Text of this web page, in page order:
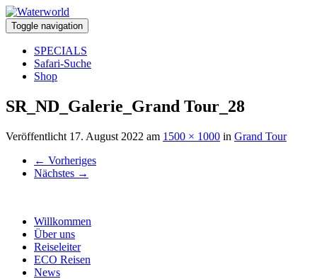
Toggle navigation
SPECIALS
Safari-Suche
Shop
SR_ND_Galerie_Grand Tour_28
Veröffentlicht 17. August 2022 am 1500 × 1000 in Grand Tour
← Vorheriges
Nächstes →
Willkommen
Über uns
Reiseleiter
ECO Reisen
News